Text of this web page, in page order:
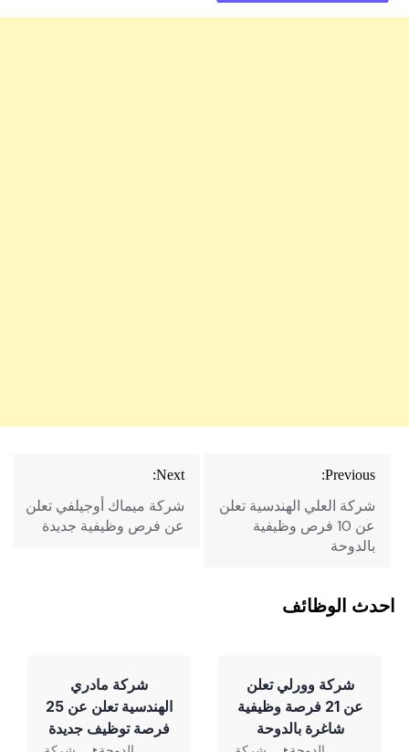
تصفّح
المقالات
Previous:
شركة العلي الهندسية تعلن
عن 10 فرص وظيفية
بالدوحة
Next:
شركة ميماك أوجيلفي تعلن
عن فرص وظيفية جديدة
احدث الوظائف
شركة وورلي تعلن
عن 21 فرصة وظيفية
شاغرة بالدوحة
شركة مادري
الهندسية تعلن عن 25
فرصة توظيف جديدة